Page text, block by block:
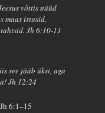
võttis nüüd
maas istusid,
Jh 6:10-11
see jääb üksi, aga
Jh 12:24
6:1–15